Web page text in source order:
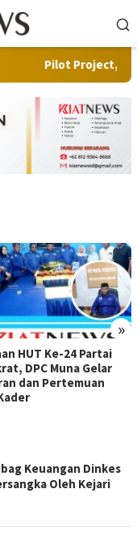
Project, Kementerian
»
HUT Ke-24 Partai
DPC Muna Gelar
dan Pertemuan
Keuangan Dinkes
Oleh Kejari